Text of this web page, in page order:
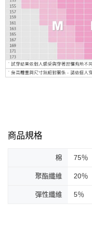
商品規格
棉 75％
聚酯纖維 20％
彈性纖維 5％